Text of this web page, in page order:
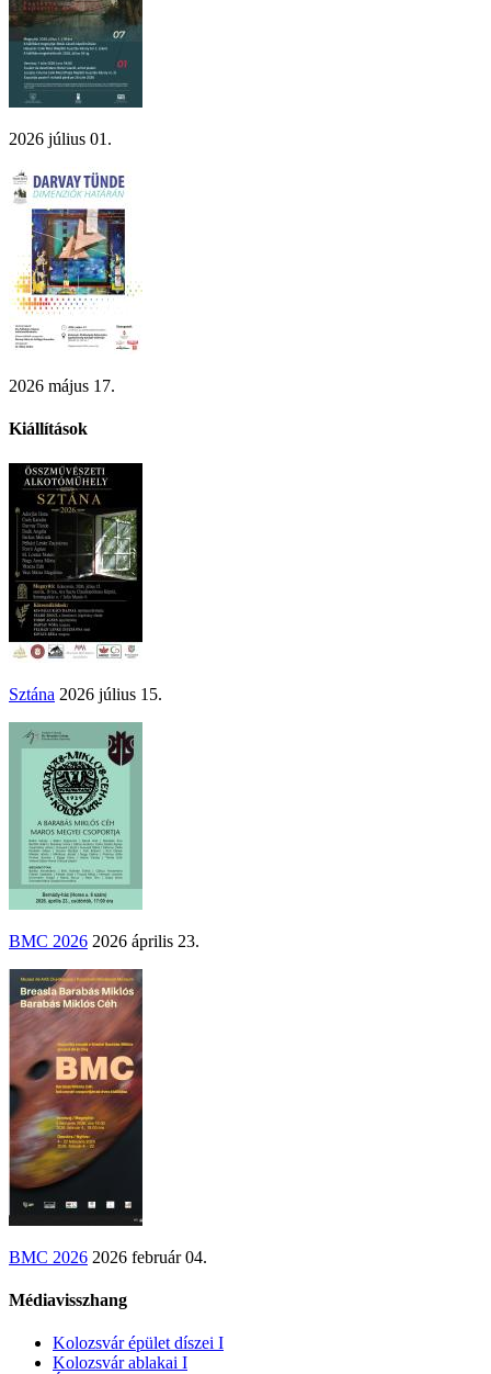
2026 július 01.
2026 május 17.
Kiállítások
Sztána 2026 július 15.
BMC 2026 2026 április 23.
BMC 2026 2026 február 04.
Médiavisszhang
Kolozsvár épület díszei I
Kolozsvár ablakai I